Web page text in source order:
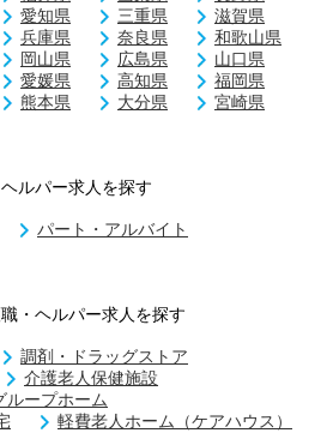
愛知県 三重県
滋賀県
兵庫県 奈良県
和歌山県
岡山県 広島県
山口県
愛媛県 高知県
福岡県
熊本県 大分県
宮崎県
ルパー求人を探す
パート・アルバイト
・ヘルパー求人を探す
調剤・ドラッグストア
介護老人保健施設
ループホーム
軽費老人ホーム（ケアハウス）